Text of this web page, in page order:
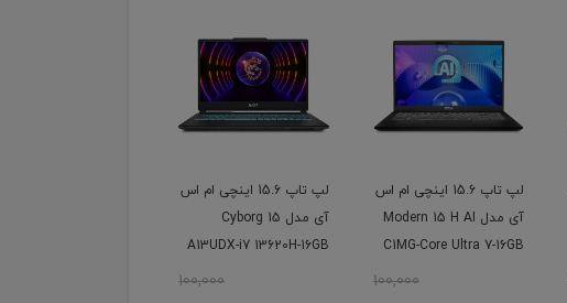
لپ تاپ 15.6 اینچی ام اس
آی مدل Modern 15 H AI
C1MG-Core Ultra 7-16GB
100,000
لپ تاپ 15.6 اینچی ام اس
آی مدل Cyborg 15
A13UDX-i7 13620H-16GB
100,000